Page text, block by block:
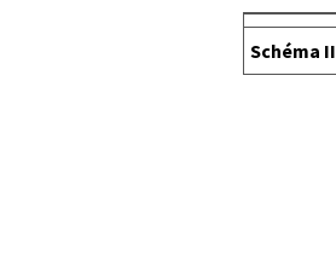
Schéma